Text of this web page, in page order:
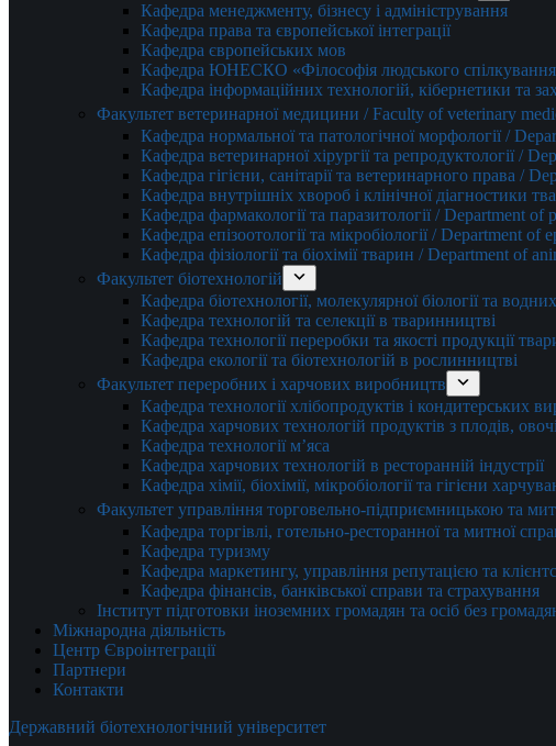
Кафедра менеджменту, бізнесу і адміністрування
Кафедра права та європейської інтеграції
Кафедра європейських мов
Кафедра ЮНЕСКО «Філософія людського
Кафедра інформаційних технологій, кібернетики та
Факультет ветеринарної медицини / Faculty of veterinary
Кафедра нормальної та патологічної морфології /
Кафедра ветеринарної хірургії та репродуктології /
Кафедра гігієни, санітарії та ветеринарного права /
Кафедра внутрішніх хвороб і клінічної діагностики
Кафедра фармакології та паразитології / Department
Кафедра епізоотології та мікробіології / Department
Кафедра фізіології та біохімії тварин / Department of
Факультет біотехнологій
Кафедра біотехнології, молекулярної біології та
Кафедра технологій та селекції в тваринництві
Кафедра технології переробки та якості продукції
Кафедра екології та біотехнологій в рослинництві
Факультет переробних і харчових виробництв
Кафедра технології хлібопродуктів і кондитерських
Кафедра харчових технологій продуктів з плодів,
Кафедра технології м’яса
Кафедра харчових технологій в ресторанній індустрії
Кафедра хімії, біохімії, мікробіології та гігієни
Факультет управління торговельно-підприємницькою та
Кафедра торгівлі, готельно-ресторанної та митної
Кафедра туризму
Кафедра маркетингу, управління репутацією та
Кафедра фінансів, банківської справи та страхування
Інститут підготовки іноземних громадян та осіб без
Міжнародна діяльність
Центр Євроінтеграції
Партнери
Контакти
Державний біотехнологічний університет